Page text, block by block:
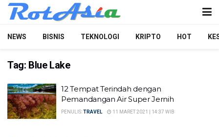
NEWS BISNIS TEKNOLOGI KRIPTO HOT
Tag: Blue Lake
12 Tempat Terindah dengan
Pemandangan Air Super Jernih
PENULIS:TRAVEL 11 MARET 2021 | 14:37 WIB